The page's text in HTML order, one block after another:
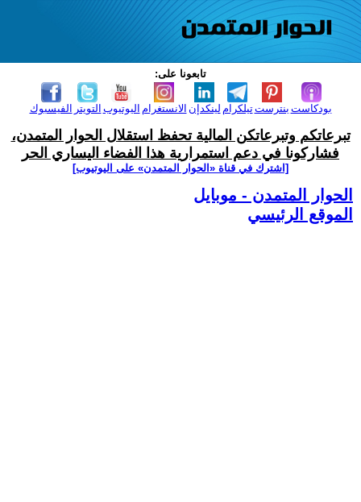
تابعونا على:
الفيسبوك التويتر اليوتيوب الانستغرام لينكدإن تيلكرامبنترست بودكاست
تبرعاتكم وتبرعاتكن المالية تحفظ استقلال الحوار المتمدن،
فشاركونا في دعم استمرارية هذا الفضاء اليساري الحر
[اشترك في قناة ‫«الحوار المتمدن» على اليوتيوب]
الحوار المتمدن - موبايل
الموقع الرئيسي